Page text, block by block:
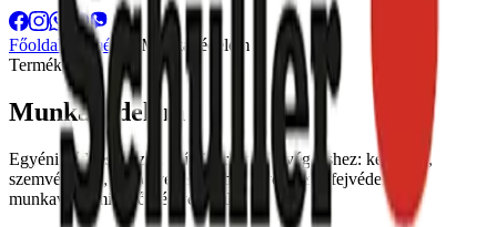
Főoldal Termékek
Munkavédelem
Termékek
Munkavédelem
Egyéni védőeszközök építőipari munkavégzéshez: kesztyűk,
szemvédelem, légzésvédelem, hallásvédelem, fejvédelem,
munkavédelmi cipők és védőruházat.